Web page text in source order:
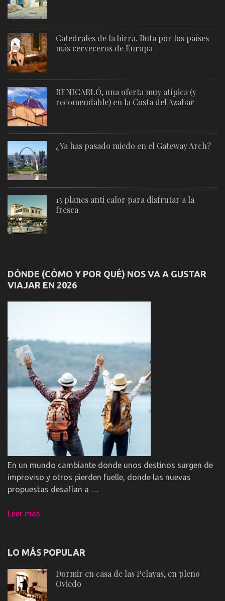
Catedrales de la birra. Ruta por los países
más cerveceros de Europa
BENICARLÓ, una oferta muy atípica (y
recomendable) en la Costa del Azahar
¿Ya has pasado miedo en el Gateway Arch?
13 planes anti calor para disfrutar a la
fresca
DÓNDE (CÓMO Y POR QUÉ) NOS VA A GUSTAR
VIAJAR EN 2026
En un mundo cambiante donde unos destinos surgen de
improviso y otros pierden fuelle, donde las nuevas
propuestas desafían a …
Leer más
LO MÁS POPULAR
Dormir en casa de las Pelayas, en pleno
Oviedo